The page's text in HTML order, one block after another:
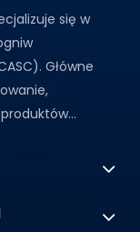
się w
Główne